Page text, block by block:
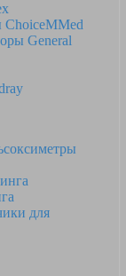
General
для